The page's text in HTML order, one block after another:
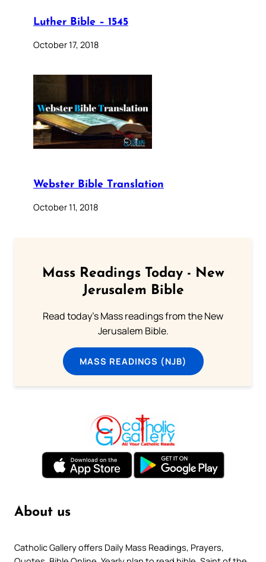
Luther Bible – 1545
October 17, 2018
Webster Bible Translation
October 11, 2018
Mass Readings Today - New
Jerusalem Bible
Read today's Mass readings from the New
Jerusalem Bible.
MASS READINGS (NJB)
About us
Catholic Gallery offers Daily Mass Readings, Prayers,